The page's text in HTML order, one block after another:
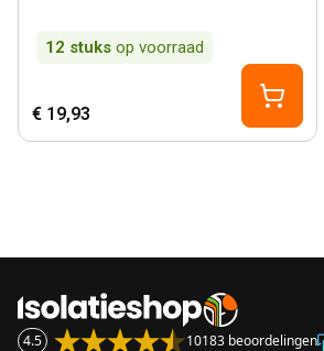
12 stuks op voorraad
€ 19,93
4.5 10183 beoordelingen